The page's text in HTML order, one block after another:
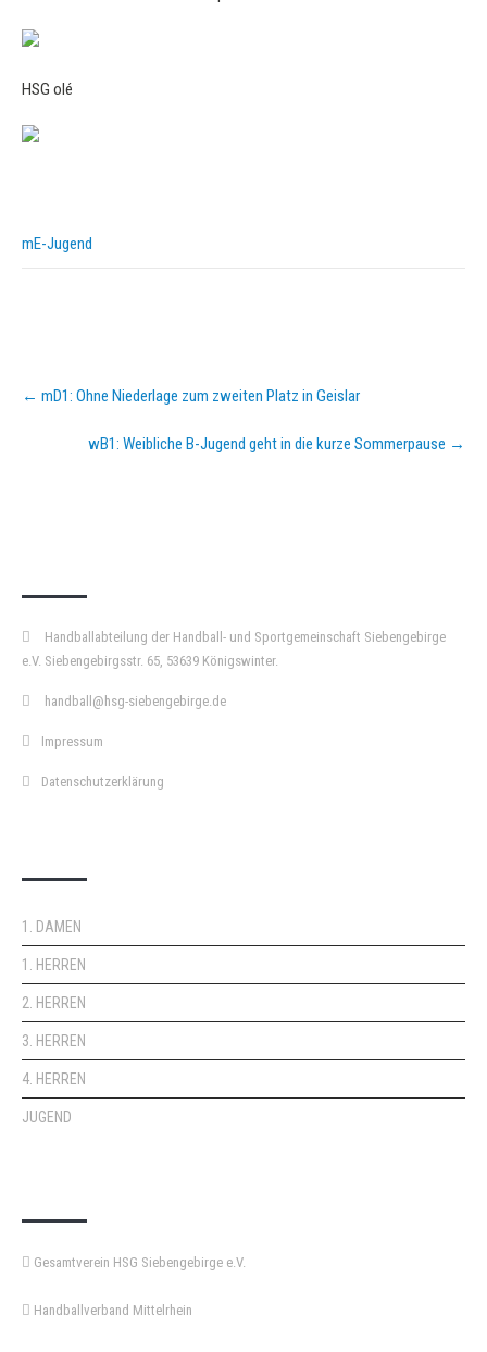
HSG olé
mE-Jugend
Post
navigation
← mD1: Ohne Niederlage zum zweiten Platz in Geislar
wB1: Weibliche B-Jugend geht in die kurze Sommerpause →
Handballabteilung der Handball- und Sportgemeinschaft Siebengebirge
e.V. Siebengebirgsstr. 65, 53639 Königswinter.
handball@hsg-siebengebirge.de
Impressum
Datenschutzerklärung
1. DAMEN
1. HERREN
2. HERREN
3. HERREN
4. HERREN
JUGEND
Gesamtverein HSG Siebengebirge e.V.
Handballverband Mittelrhein